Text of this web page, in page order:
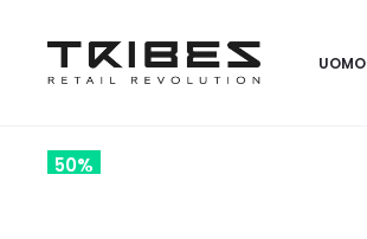
UOMO
50%